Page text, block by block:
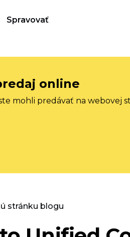
Spravovať
online
mohli predávať na webovej
stránku blogu